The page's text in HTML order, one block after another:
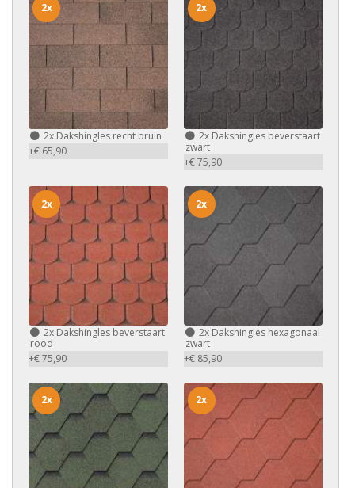
2x Dakshingles recht bruin
+€ 65,90
2x
2xDakshingles beverstaart
zwart
+€ 75,90
2x
2x Dakshingles beverstaart
rood
+€ 75,90
2x
2xDakshingles hexagonaal
zwart
+€ 85,90
2x
2x 2x